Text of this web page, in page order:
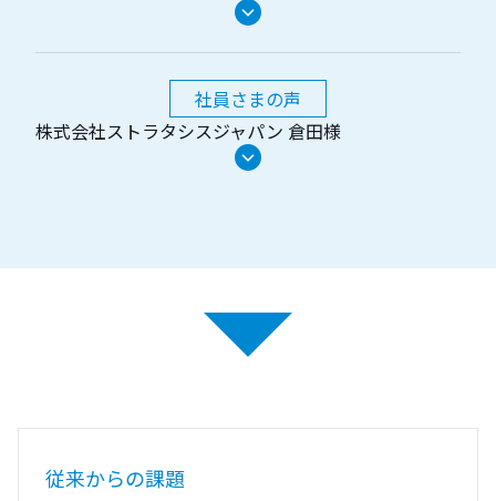
社員さまの声
株式会社ストラタシスジャパン 倉田様
従来からの課題